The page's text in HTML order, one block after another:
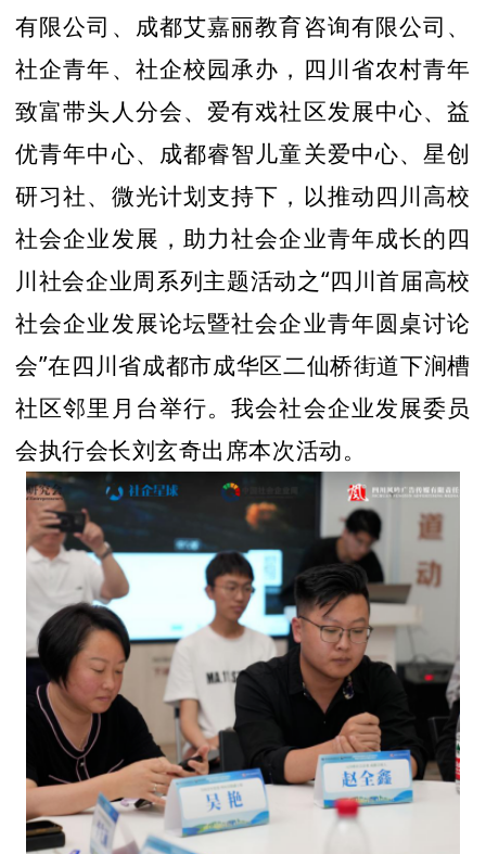
有限公司、成都艾嘉丽教育咨询有限公司、
社企青年、社企校园承办，四川省农村青年
致富带头人分会、爱有戏社区发展中心、益
优青年中心、成都睿智儿童关爱中心、星创
研习社、微光计划支持下，以推动四川高校
社会企业发展，助力社会企业青年成长的四
川社会企业周系列主题活动之“四川首届高校
社会企业发展论坛暨社会企业青年圆桌讨论
会”在四川省成都市成华区二仙桥街道下涧槽
社区邻里月台举行。我会社会企业发展委员
会执行会长刘玄奇出席本次活动。